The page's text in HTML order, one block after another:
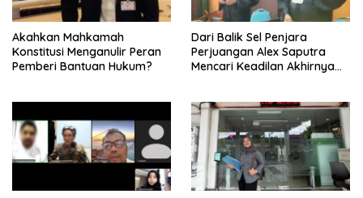
Akahkan Mahkamah
Konstitusi Menganulir Peran
Pemberi Bantuan Hukum?
Dari Balik Sel Penjara
Perjuangan Alex Saputra
Mencari Keadilan Akhirnya